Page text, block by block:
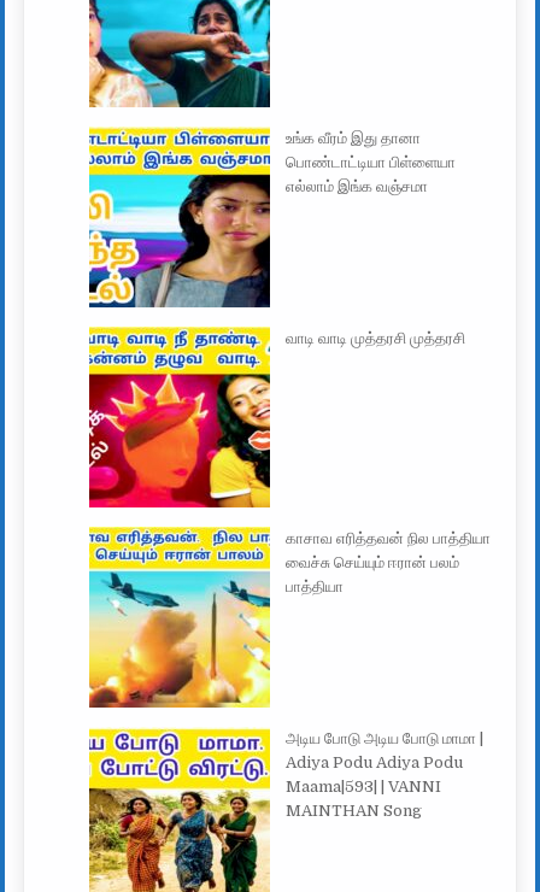
உங்க வீரம் இது தானா
பொண்டாட்டியா பிள்ளையா
எல்லாம் இங்க வஞ்சமா
வாடி வாடி முத்தரசி முத்தரசி
காசாவ எரித்தவன் நில பாத்தியா
வைச்சு செய்யும் ஈரான் பலம்
பாத்தியா
அடிய போடு அடிய போடு மாமா |
Adiya Podu Adiya Podu
Maama|593| | VANNI
MAINTHAN Song